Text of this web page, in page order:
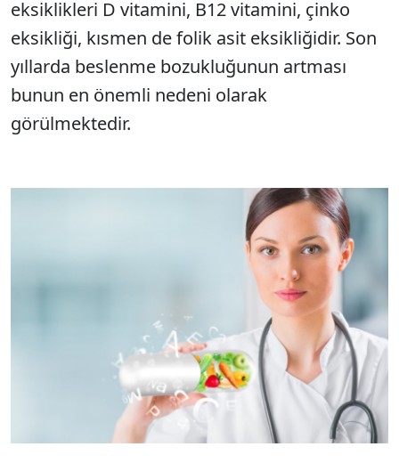
eksiklikleri D vitamini, B12 vitamini, çinko
eksikliği, kısmen de folik asit eksikliğidir. Son
yıllarda beslenme bozukluğunun artması
bunun en önemli nedeni olarak
görülmektedir.